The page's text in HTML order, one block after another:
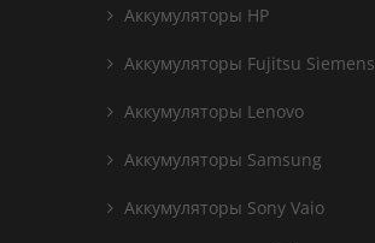
Аккумуляторы HP
Аккумуляторы Fujitsu Siemens
Аккумуляторы Lenovo
Аккумуляторы Samsung
Аккумуляторы Sony Vaio